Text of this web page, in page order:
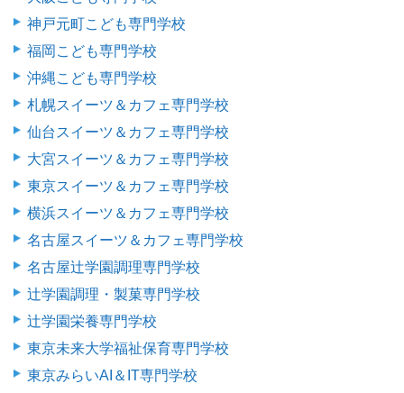
神戸元町こども専門学校
福岡こども専門学校
沖縄こども専門学校
札幌スイーツ＆カフェ専門学校
仙台スイーツ＆カフェ専門学校
大宮スイーツ＆カフェ専門学校
東京スイーツ＆カフェ専門学校
横浜スイーツ＆カフェ専門学校
名古屋スイーツ＆カフェ専門学校
名古屋辻学園調理専門学校
辻学園調理・製菓専門学校
辻学園栄養専門学校
東京未来大学福祉保育専門学校
東京みらいAI＆IT専門学校